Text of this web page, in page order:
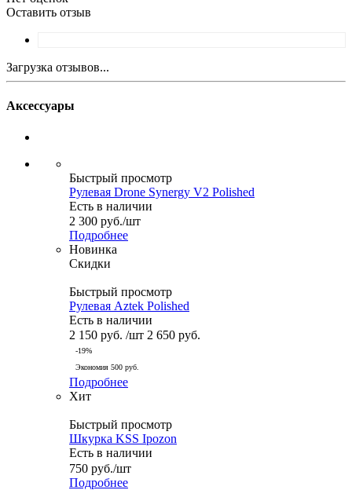
Оставить отзыв
Загрузка отзывов...
Аксессуары
Быстрый просмотр
Рулевая Drone Synergy V2 Polished
Есть в наличии
2 300 руб./шт
Подробнее
Новинка
Скидки
Быстрый просмотр
Рулевая Aztek Polished
Есть в наличии
2 150 руб. /шт 2 650 руб.
-19%
Экономия 500 руб.
Подробнее
Хит
Быстрый просмотр
Шкурка KSS Ipozon
Есть в наличии
750 руб./шт
Подробнее